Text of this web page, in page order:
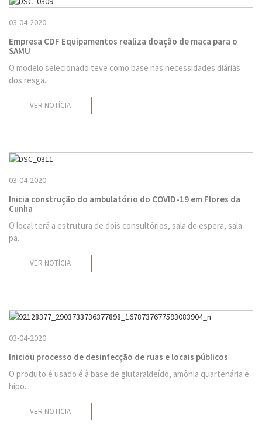
03-04-2020
Empresa CDF Equipamentos realiza doação de maca para o
SAMU
O modelo selecionado teve como base nas necessidades diárias
dos resga...
VER NOTÍCIA
03-04-2020
Inicia construção do ambulatório do COVID-19 em Flores da
Cunha
O local terá a estrutura de dois consultórios, sala de espera, sala
pa...
VER NOTÍCIA
03-04-2020
Iniciou processo de desinfecção de ruas e locais públicos
O produto é usado é à base de glutaraldeído, amônia quartenária e
hipo...
VER NOTÍCIA